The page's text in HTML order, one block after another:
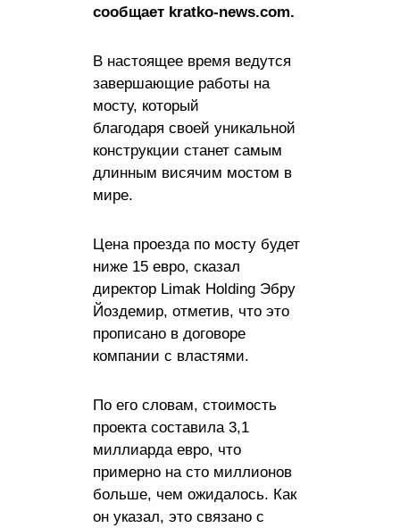
сообщает kratko-news.com.
В настоящее время ведутся
завершающие работы на
мосту, который
благодаря своей уникальной
конструкции станет самым
длинным висячим мостом в
мире.
Цена проезда по мосту будет
ниже 15 евро, сказал
директор Limak Holding Эбру
Йоздемир, отметив, что это
прописано в договоре
компании с властями.
По его словам, стоимость
проекта составила 3,1
миллиарда евро, что
примерно на сто миллионов
больше, чем ожидалось. Как
он указал, это связано с